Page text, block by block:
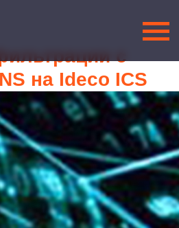
с
на Ideco ICS